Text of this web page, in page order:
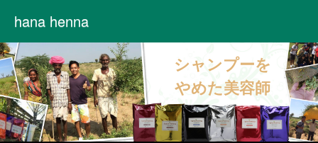
シャンプーを
やめた美容師
hana henna